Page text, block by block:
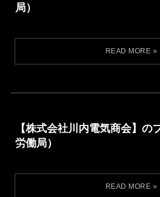
局）
【株式会社川内電気商会】の
労働局）